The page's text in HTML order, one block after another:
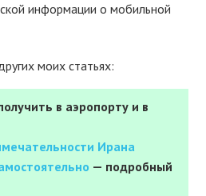
информации о мобильной
моих статьях:
в аэропорту и в
Ирана
— подробный